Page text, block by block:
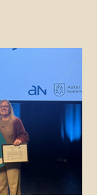
De vet
skape trygge,
turer,